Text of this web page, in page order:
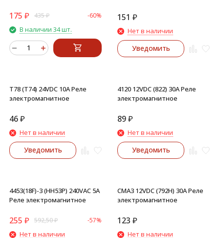
175 ₽ 435₽ -60%
В наличии 34 шт.
151 ₽
Нет в наличии
Уведомить
T78 (T74) 24VDC 10A Реле
электромагнитное
46₽
Нет в наличии
Уведомить
4120 12VDC (822) 30A Реле
электромагнитное
89₽
Нет в наличии
Уведомить
4453(18F)-3 (HH53P) 240VAC 5A
Реле электромагнитное
255 ₽ 592,50₽ -57%
Нет в наличии
CMA3 12VDC (792H) 30A Реле
электромагнитное
123 ₽
Нет в наличии